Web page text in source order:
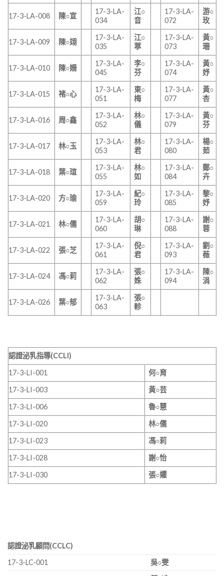
17-3-LA-008 陳○宣
17-3-LA-
034
江○
音
17-3-LA-
072
游○
玫
17-3-LA-009 陳○翊
17-3-LA-
035
江○
葶
17-3-LA-
073
黃○
珊
17-3-LA-010 陳○姍
17-3-LA-
045
李○
芬
17-3-LA-
074
黃○
妤
17-3-LA-015 褚○心
17-3-LA-
051
東○
梅
17-3-LA-
077
黃○
杏
17-3-LA-016 周○鑫
17-3-LA-
052
林○
儀
17-3-LA-
079
黃○
芬
17-3-LA-017 林○玉
17-3-LA-
053
林○
君
17-3-LA-
080
楊○
茹
17-3-LA-018 葉○瑄
17-3-LA-
055
林○
如
17-3-LA-
084
鄭○
卉
17-3-LA-020 方○瑜
17-3-LA-
059
紀○
玲
17-3-LA-
085
黎○
妤
17-3-LA-021 林○儒
17-3-LA-
060
胡○
琳
17-3-LA-
088
謝○
蓉
17-3-LA-022 張○芝
17-3-LA-
061
倪○
君
17-3-LA-
093
劉○
薇
17-3-LA-024 馮○莉
17-3-LA-
062
張○
姝
17-3-LA-
094
陳○
涓
17-3-LA-026 葉○郁
17-3-LA-
063
張○
軫
認證泌乳指導(CCLI)
17-3-LI-001
何○育
17-3-LI-003
黃○芸
17-3-LI-006
魯○慧
17-3-LI-020
林○儒
17-3-LI-023
馮○莉
17-3-LI-028
謝○怡
17-3-LI-030
張○嬥
認證泌乳顧問(CCLC)
17-3-LC-001
吳○雯